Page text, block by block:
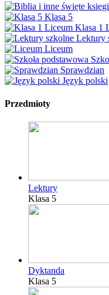
Klasa 5
Klasa 1
Lektury
Liceum
Sprawdzian
Język polski
Przedmioty
Lektury
Klasa 5
Dyktanda
Klasa 5